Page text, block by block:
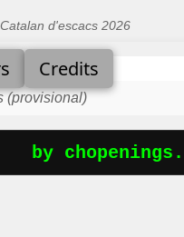
d'escacs 2026
Credits
(provisional)
by